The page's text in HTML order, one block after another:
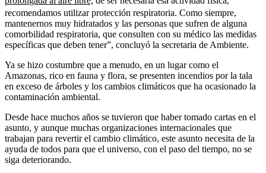
recomendamos utilizar protección respiratoria. Como siempre,
mantenernos muy hidratados y las personas que sufren de alguna
comorbilidad respiratoria, que consulten con su médico las medidas
específicas que deben tener”, concluyó la secretaria de Ambiente.
Ya se hizo costumbre que a menudo, en un lugar como el
Amazonas, rico en fauna y flora, se presenten incendios por la tala
en exceso de árboles y los cambios climáticos que ha ocasionado la
contaminación ambiental.
Desde hace muchos años se tuvieron que haber tomado cartas en el
asunto, y aunque muchas organizaciones internacionales que
trabajan para revertir el cambio climático, este asunto necesita de la
ayuda de todos para que el universo, con el paso del tiempo, no se
siga deteriorando.